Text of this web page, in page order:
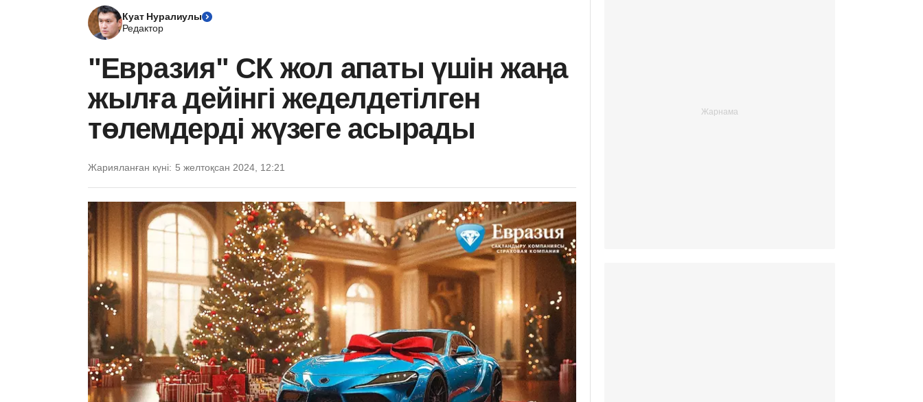
Куат Нуралиулы
Редактор
"Евразия" СК жол апаты үшін жаңа
жылға дейінгі жеделдетілген
төлемдерді жүзеге асырады
Жарияланған күні: 5 желтоқсан 2024, 12:21